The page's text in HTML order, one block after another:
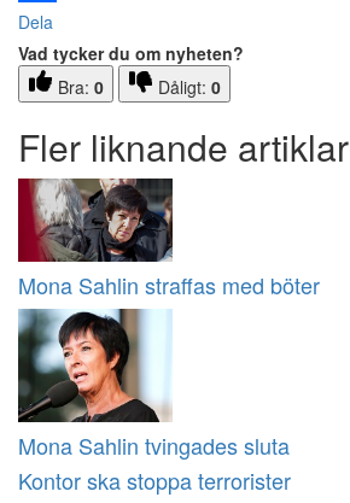
Dela
Vad tycker du om nyheten?
Bra: 0 Dåligt: 0
Fler liknande artiklar
Mona Sahlin straffas med böter
Mona Sahlin tvingades sluta
Kontor ska stoppa terrorister